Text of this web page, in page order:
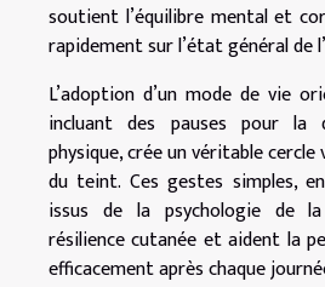
soutient l’équilibre mental et
rapidement sur l’état général de
L’adoption d’un mode de vie
incluant des pauses pour la
physique, crée un véritable
du teint. Ces gestes simples,
issus de la psychologie de
résilience cutanée et aident la
efficacement après chaque